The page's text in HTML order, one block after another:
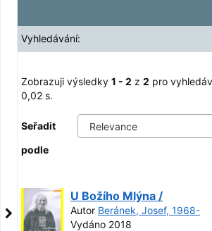
Vyhledávání:
Zobrazuji výsledky 1 - 2 z 2 pro
0,02 s.
Seřadit
podle
U Božího Mlýna /
Autor Beránek, Josef, 1968-
Vydáno 2018